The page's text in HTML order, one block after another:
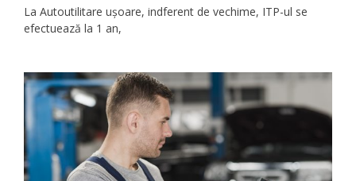
La Autoutilitare ușoare, indferent de vechime, ITP-ul se
efectuează la 1 an,